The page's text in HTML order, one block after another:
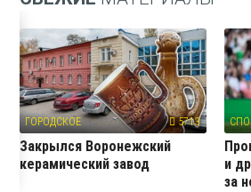
ГОРОДСКОЕ 5713
Закрылся Воронежский
керамический завод
и
за